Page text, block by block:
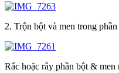
2. Trộn bột và men trong
Rắc hoặc rây phần bột &